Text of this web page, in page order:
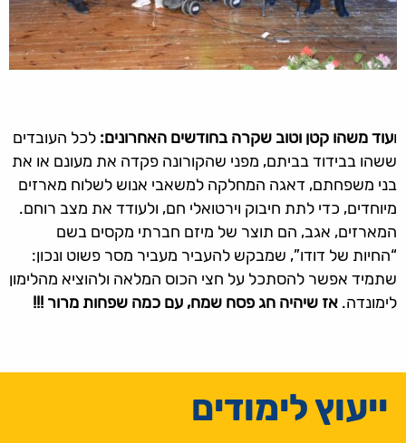
ועוד משהו קטן וטוב שקרה בחודשים האחרונים: לכל העובדים
ששהו בבידוד בביתם, מפני שהקורונה פקדה את מעונם או את
בני משפחתם, דאגה המחלקה למשאבי אנוש לשלוח מארזים
מיוחדים, כדי לתת חיבוק וירטואלי חם, ולעודד את מצב רוחם.
המארזים, אגב, הם תוצר של מיזם חברתי מקסים בשם
“החיות של דודו”, שמבקש להעביר מעביר מסר פשוט ונכון:
שתמיד אפשר להסתכל על חצי הכוס המלאה ולהוציא מהלימון
לימונדה. אז שיהיה חג פסח שמח, עם כמה שפחות מרור !!!
ייעוץ לימודים